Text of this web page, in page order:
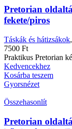
Pretorian
fekete/piros
Táskák és hátizsákok,
7500 Ft
Praktikus Pretorian
Kedvencekhez
Kosárba teszem
Gyorsnézet
Összehasonlít
Pretorian